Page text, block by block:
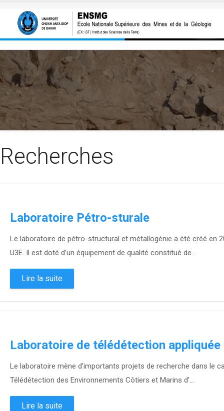
Recherches
Laboratoire Pétro-sturale
Le laboratoire de pétro-structural et métallogénie a été créé en
U3E. Il est doté d’un équipement de qualité constitué de...
Lire la suite
Laboratoire de télédétection appliquée
Le laboratoire mène d’importants projets de recherche dans le
Télédétection des Environnements Côtiers et Marins d’...
Lire la suite